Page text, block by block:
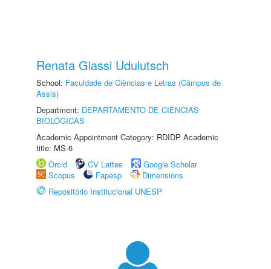
Renata Giassi Udulutsch
School: Faculdade de Ciências e Letras (Câmpus de
Assis)
Department: DEPARTAMENTO DE CIÊNCIAS
BIOLÓGICAS
Academic Appointment Category: RDIDP Academic
title: MS-6
Orcid
CV Lattes
Google Scholar
Scopus
Fapesp
Dimensions
Repositório Institucional UNESP